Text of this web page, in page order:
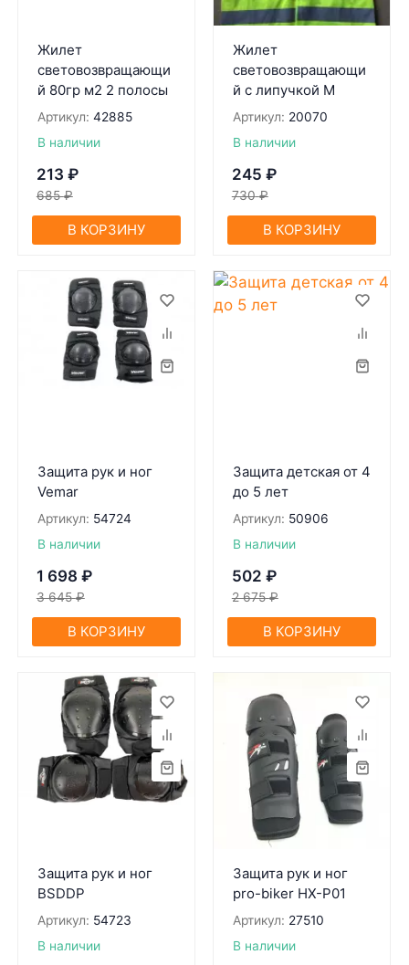
Жилет
световозвращающи
й 80гр м2 2 полосы
Артикул: 42885
В наличии
213 ₽
685 ₽
В КОРЗИНУ
Жилет
световозвращающи
й с липучкой M
Артикул: 20070
В наличии
245 ₽
730 ₽
В КОРЗИНУ
Зaщитa рук и ног
Vemar
Артикул: 54724
В наличии
1 698 ₽
3 645 ₽
В КОРЗИНУ
Защита детская от 4
до 5 лет
Артикул: 50906
В наличии
502 ₽
2 675 ₽
В КОРЗИНУ
Защита рук и ног
BSDDP
Артикул: 54723
В наличии
Защита рук и ног
pro-biker HX-P01
Артикул: 27510
В наличии